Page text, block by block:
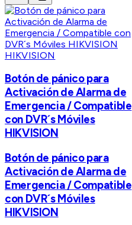
HIKVISION
Botón de pánico para
Activación de Alarma de
Emergencia / Compatible
con DVR´s Móviles
HIKVISION
Botón de pánico para
Activación de Alarma de
Emergencia / Compatible
con DVR´s Móviles
HIKVISION